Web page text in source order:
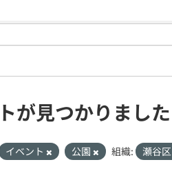
が見つかりました
イベント 公園 組織: 瀬谷区